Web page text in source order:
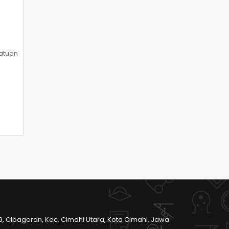
Cipageran, Kec. Cimahi Utara, Kota Cimahi, Jawa